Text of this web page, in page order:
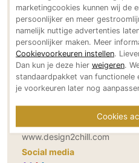
Natuursteen en keramiek
Leer
Schilderwerk
Stucwerk
Spuitwerk
Thuisbioscoop
Domotica
Adresgegevens
Industrieweg 8
6651 KR Druten
NL
Bereikbaar via
+31 (0)85 75 000 44
info@design2chill.com
www.design2chill.com
Social media
marketingcookies kunnen wij de
persoonlijker en meer
namelijk nuttige advertenties
persoonlijker maken. Meer
Cookievoorkeuren instellen.
Dan kun je deze hier weigeren.
standaardpakket van functionele
je voorkeuren later nog
Cookies